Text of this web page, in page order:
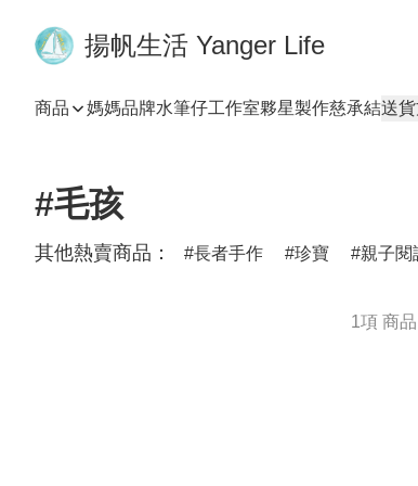
揚帆生活 Yanger Life
商品 媽媽品牌水筆仔工作室夥星製作慈承結送
#毛孩
其他熱賣商品： 長者手作 珍寶 親子閱
1項 商品